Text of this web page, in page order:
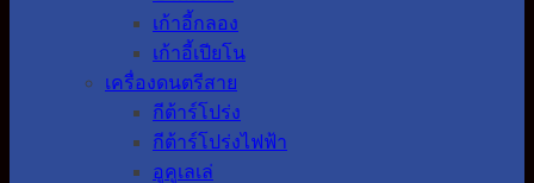
เก้าอี้กลอง
เก้าอี้เปียโน
เครื่องดนตรีสาย
กีต้าร์โปร่ง
กีต้าร์โปร่งไฟฟ้า
อูคูเลเล่